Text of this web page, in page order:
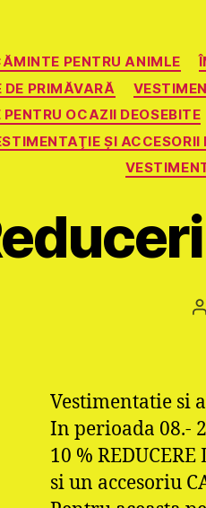
PENTRU ANIMLE
PRIMĂVARĂ
OCAZII DEOSEBITE
ŞI ACCESORII
Vestimentatie si
In perioada 08.-
10 %
si un accesoriu